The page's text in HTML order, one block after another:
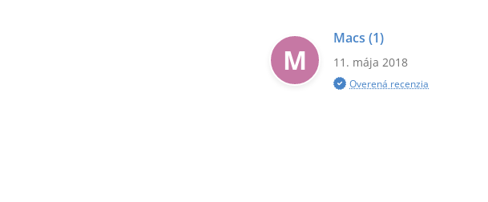
M
Macs (1)
11. mája 2018
Overená recenzia